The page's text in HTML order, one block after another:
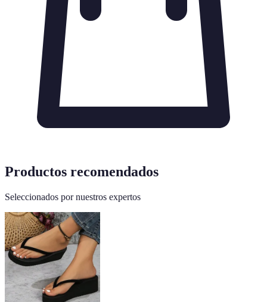
Productos recomendados
Seleccionados por nuestros expertos